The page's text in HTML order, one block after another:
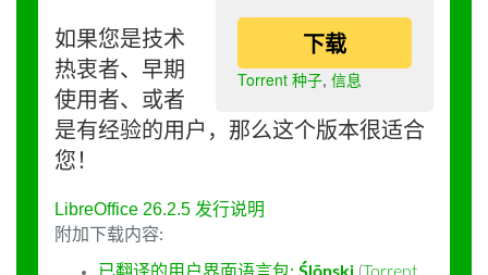
下载
Torrent 种子, 信息
如果您是技术
热衷者、早期
使用者、或者
是有经验的用户，那么这个版本很适合
您！
LibreOffice 26.2.5 发行说明
附加下载内容: